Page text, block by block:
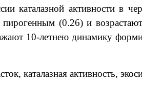
каталазной активности в
(0.26) и
10-летнею динамику
каталазная активность,